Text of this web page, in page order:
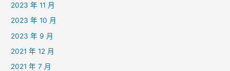
2023 年 11 月
2023 年 10 月
2023 年 9 月
2021 年 12 月
2021 年 7 月